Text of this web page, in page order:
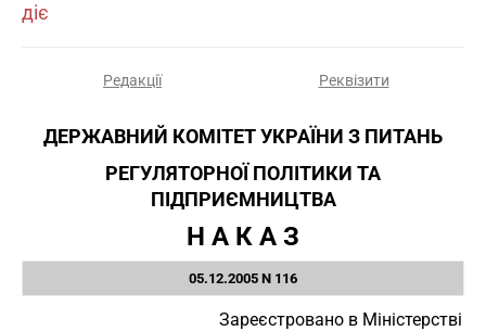
діє
Редакції Реквізити
ДЕРЖАВНИЙ КОМІТЕТ УКРАЇНИ З ПИТАНЬ
РЕГУЛЯТОРНОЇ ПОЛІТИКИ ТА
ПІДПРИЄМНИЦТВА
Н А К А З
05.12.2005 N 116
Зареєстровано в Міністерстві